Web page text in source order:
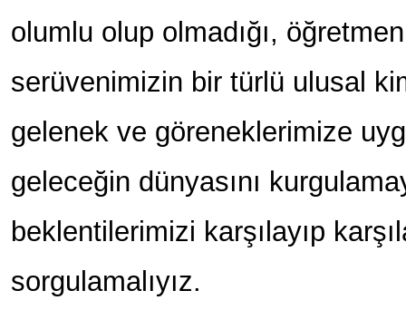
olumlu olup olmadığı,
serüvenimizin bir türlü ulusal
gelenek ve göreneklerimize
geleceğin dünyasını
beklentilerimizi karşılayıp
sorgulamalıyız.